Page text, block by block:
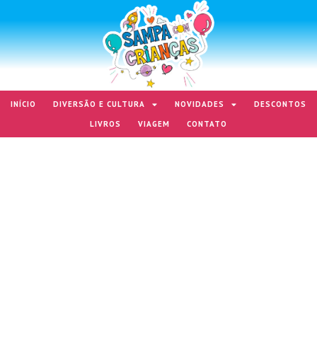
INÍCIO DIVERSÃO E CULTURA NOVIDADES
DESCONTOS
LIVROS
VIAGEM CONTATO